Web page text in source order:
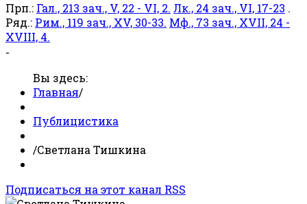
Прп.: Гал., 213 зач., V, 22 - VI, 2. Лк., 24 зач., VI, 17-23 .
Ряд.: Рим., 119 зач., XV, 30-33. Мф., 73 зач., XVII, 24 -
XVIII, 4.
-
Вы здесь:
Главная/
Публицистика
/Светлана Тишкина
Подписаться на этот канал RSS